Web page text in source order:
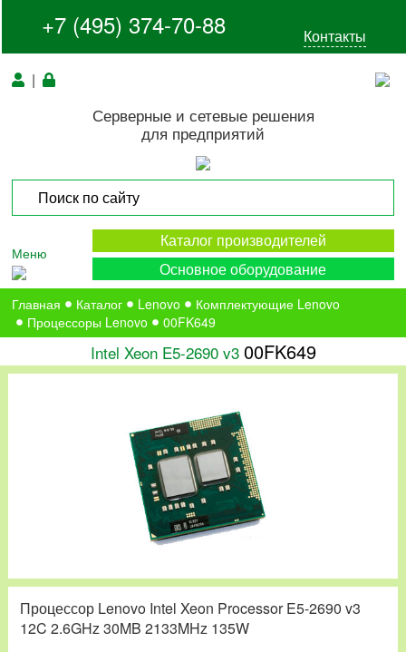
+7 (495) 374-70-88 Контакты
|
Серверные и сетевые решения
для предприятий
Меню
Каталог производителей
Основное оборудование
Главная Каталог Lenovo
Комплектующие Lenovo
Процессоры Lenovo
00FK649
Intel Xeon E5-2690 v3 00FK649
Процессор Lenovo Intel Xeon Processor E5-2690 v3
12C 2.6GHz 30MB 2133MHz 135W